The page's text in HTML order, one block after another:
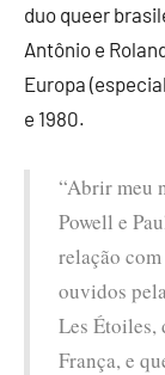
duo queer
Antônio e
Europa
e 1980.
“Abrir meu
Powell e
relação com
ouvidos
Les Étoiles,
França, e